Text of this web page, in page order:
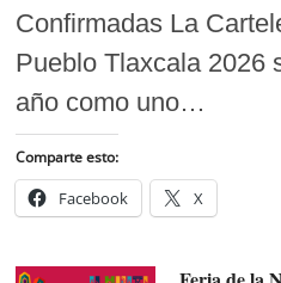
Confirmadas La
Pueblo Tlaxcala 2026
año como uno…
Comparte esto:
Facebook X